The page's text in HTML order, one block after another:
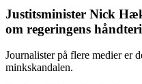
Justitsminister Nick
om regeringens
Journalister på flere medier er
minkskandalen.